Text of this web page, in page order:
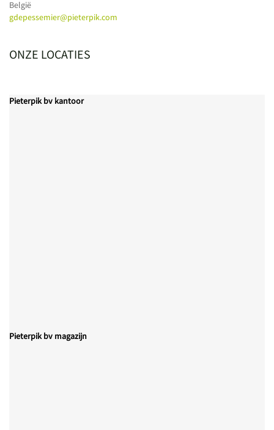
België
gdepessemier@pieterpik.com
ONZE LOCATIES
Pieterpik bv kantoor
Pieterpik bv magazijn